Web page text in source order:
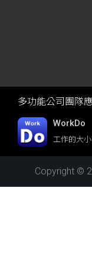
多功能公司團隊
WorkDo
工作的大
Copyright ©